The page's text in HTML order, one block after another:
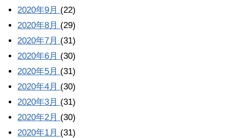
2020年9月 (22)
2020年8月 (29)
2020年7月 (31)
2020年6月 (30)
2020年5月 (31)
2020年4月 (30)
2020年3月 (31)
2020年2月 (30)
2020年1月 (31)